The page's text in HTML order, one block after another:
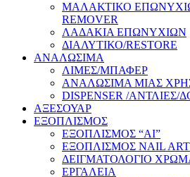
ΜΑΛΑΚΤΙΚΟ
REMOVER
ΛΑΔΑΚΙΑ ΕΠΩΝΥΧΙΩΝ
ΔΙΑΛΥΤΙΚΟ/RESTORE
ΑΝΑΛΩΣΙΜΑ
ΛΙΜΕΣ/ΜΠΑΦΕΡ
ΑΝΑΛΩΣΙΜΑ ΜΙΑΣ
DISPENSER /ΑΝΤΛΙΕΣ/
ΑΞΕΣΟΥΑΡ
ΕΞΟΠΛΙΣΜΟΣ
ΕΞΟΠΛΙΣΜΟΣ “AI”
ΕΞΟΠΛΙΣΜΟΣ NAIL ART
ΔΕΙΓΜΑΤΟΛΟΓΙΟ
ΕΡΓΑΛΕΙΑ